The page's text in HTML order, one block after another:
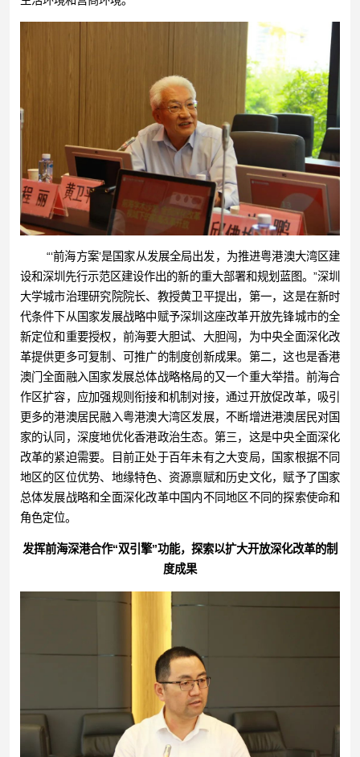
“‘前海方案’是国家从发展全局出发，为推进粤港澳大湾区建
设和深圳先行示范区建设作出的新的重大部署和规划蓝图。”深圳
大学城市治理研究院院长、教授黄卫平提出，第一，这是在新时
代条件下从国家发展战略中赋予深圳这座改革开放先锋城市的全
新定位和重要授权，前海要大胆试、大胆闯，为中央全面深化改
革提供更多可复制、可推广的制度创新成果。第二，这也是香港
澳门全面融入国家发展总体战略格局的又一个重大举措。前海合
作区扩容，应加强规则衔接和机制对接，通过开放促改革，吸引
更多的港澳居民融入粤港澳大湾区发展，不断增进港澳居民对国
家的认同，深度地优化香港政治生态。第三，这是中央全面深化
改革的紧迫需要。目前正处于百年未有之大变局，国家根据不同
地区的区位优势、地缘特色、资源禀赋和历史文化，赋予了国家
总体发展战略和全面深化改革中国内不同地区不同的探索使命和
角色定位。
发挥前海深港合作“双引擎”功能， 探索以扩大开放深化改革的制
度成果